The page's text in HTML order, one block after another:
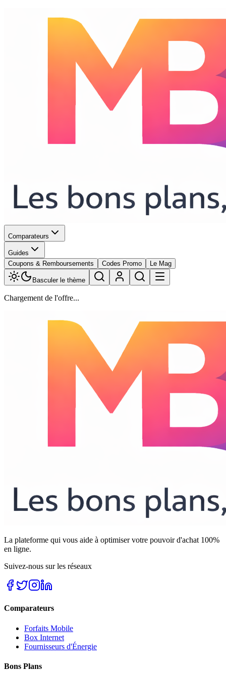
Comparateurs
Guides
Coupons & Remboursements
Codes Promo Le Mag
Basculer le thème
Chargement de l'offre...
La plateforme qui vous aide à optimiser votre pouvoir d'achat 100%
en ligne.
Suivez-nous sur les réseaux
Comparateurs
Forfaits Mobile
Box Internet
Fournisseurs d'Énergie
Bons Plans